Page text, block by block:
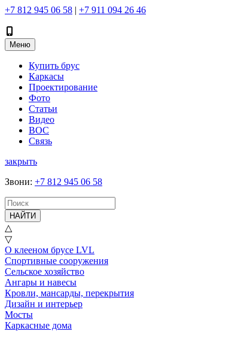
+7 812 945 06 58 | +7 911 094 26 46
Меню
Купить брус
Каркасы
Проектирование
Фото
Статьи
Видео
ВОС
Связь
закрыть
Звони: +7 812 945 06 58
НАЙТИ
△
▽
О клееном брусе LVL
Спортивные сооружения
Сельское хозяйство
Ангары и навесы
Кровли, мансарды, перекрытия
Дизайн и интерьер
Мосты
Каркасные дома